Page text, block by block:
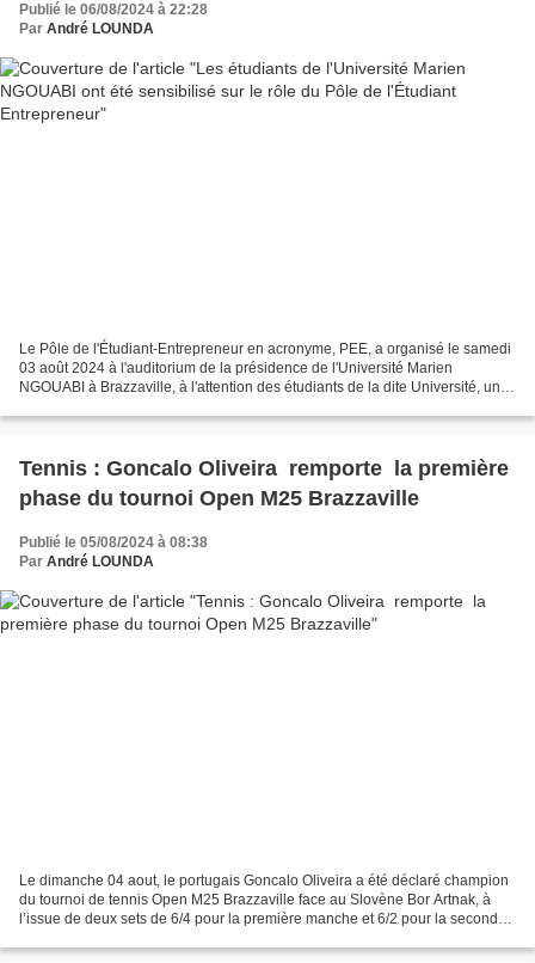
Publié le 06/08/2024 à 22:28
Par André LOUNDA
Le Pôle de l'Étudiant-Entrepreneur en acronyme, PEE, a organisé le samedi
03 août 2024 à l'auditorium de la présidence de l'Université Marien
NGOUABI à Brazzaville, à l'attention des étudiants de la dite Université, une
Tennis : Goncalo Oliveira remporte la première
phase du tournoi Open M25 Brazzaville
Publié le 05/08/2024 à 08:38
Par André LOUNDA
Le dimanche 04 aout, le portugais Goncalo Oliveira a été déclaré champion
du tournoi de tennis Open M25 Brazzaville face au Slovène Bor Artnak, à
l’issue de deux sets de 6/4 pour la première manche et 6/2 pour la seconde.